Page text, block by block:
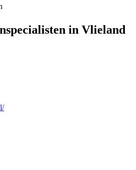
in Vlieland